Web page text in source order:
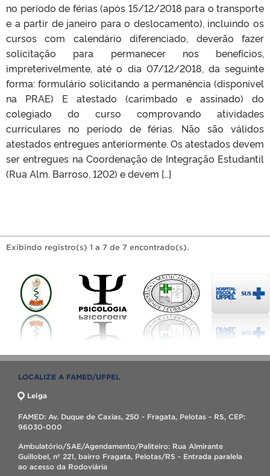
no período de férias (após 15/12/2018 para o transporte
e a partir de janeiro para o deslocamento), incluindo os
cursos com calendário diferenciado, deverão fazer
solicitação para permanecer nos benefícios,
impreterivelmente, até o dia 07/12/2018, da seguinte
forma: formulário solicitando a permanência (disponível
na PRAE) E atestado (carimbado e assinado) do
colegiado do curso comprovando atividades
curriculares no período de férias. Não são válidos
atestados entregues anteriormente. Os atestados devem
ser entregues na Coordenação de Integração Estudantil
(Rua Alm. Barroso, 1202) e devem […]
Exibindo registro(s) 1 a 7 de 7 encontrado(s).
LOCALIZE A FAMED/UFPEL
Leiga
FAMED: Av. Duque de Caxias, 250 - Fragata, Pelotas - RS, CEP:
96030-000
Ambulatório/SAE/Agendamento/Paliteiro: Rua Almirante
Guillobel, nº 221, bairro Fragata, Pelotas/RS - Entrada paralela
ao acesso da Rodoviária